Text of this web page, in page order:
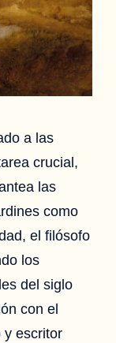
a las
crucial,
las
como
el filósofo
los
del siglo
con el
escritor